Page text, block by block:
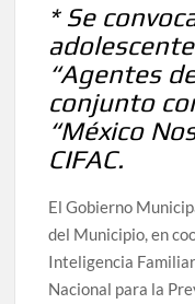
* Se
“Agentes
conjunto
“México
CIFAC.
El Gobierno
del Municipio, en
Inteligencia
Nacional para la